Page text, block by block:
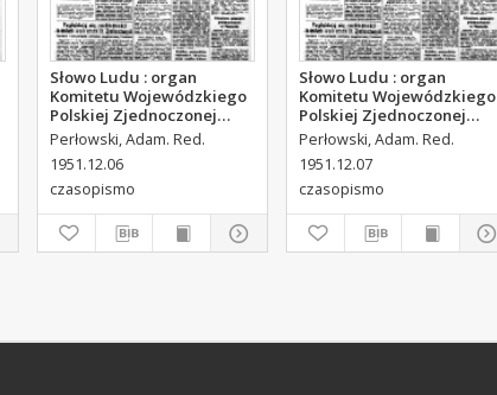
Słowo Ludu : organ
Komitetu Wojewódzkiego
Polskiej Zjednoczonej
Partii Robotniczej, 1951,
R.3, nr 315
Perłowski, Adam. Red.
1951.12.06
czasopismo
Słowo Ludu : organ
Komitetu Wojewódzkiego
Polskiej Zjednoczonej
Partii Robotniczej, 1951,
R.3, nr 316
Perłowski, Adam. Red.
1951.12.07
czasopismo